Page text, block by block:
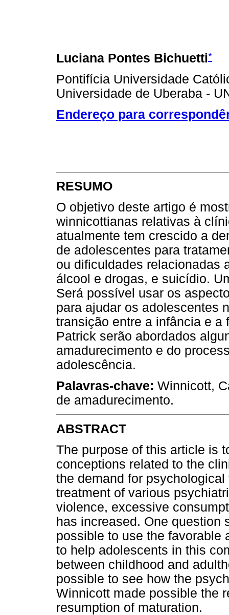
Luciana Pontes Bichuetti*
Pontifícia Universidade
Universidade de Uberaba -
Endereço para
RESUMO
O objetivo deste artigo é
winnicottianas relativas à
atualmente tem crescido a
de adolescentes para
ou dificuldades relacionadas
álcool e drogas, e suicídio.
Será possível usar os
para ajudar os adolescentes
transição entre a infância e a
Patrick serão abordados
amadurecimento e do
adolescência.
Palavras-chave: Winnicott,
de amadurecimento.
ABSTRACT
The purpose of this article is
conceptions related to the
the demand for
treatment of various
violence, excessive
has increased. One question
possible to use the favorable
to help adolescents in this
between childhood and
possible to see how the
Winnicott made possible the
resumption of maturation.